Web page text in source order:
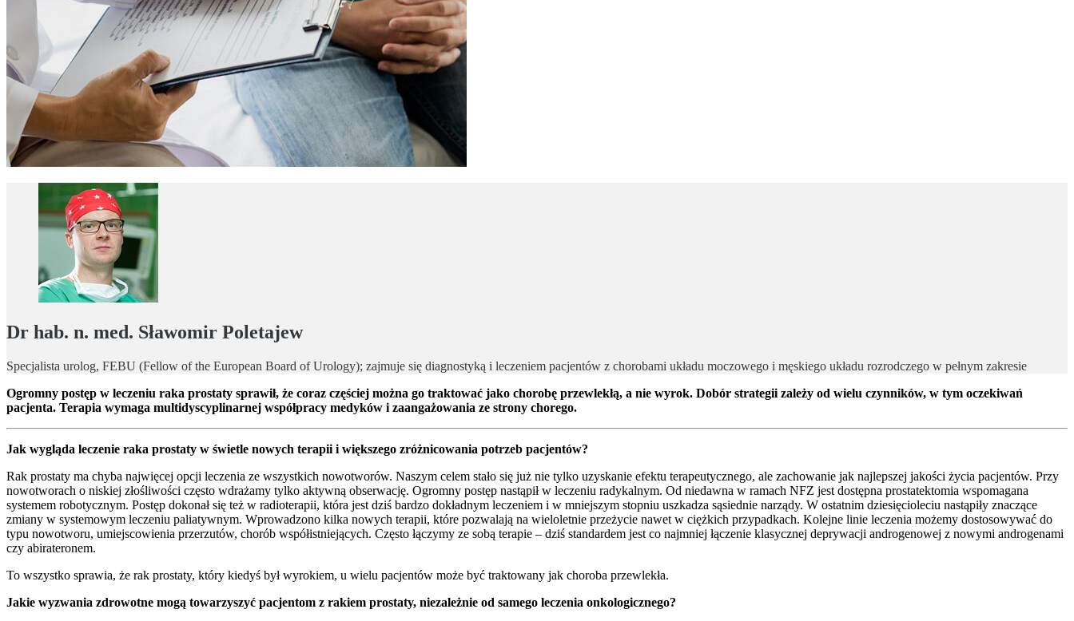
Dr hab. n. med. Sławomir Poletajew
Specjalista urolog, FEBU (Fellow of the European Board of Urology); zajmuje się diagnostyką i leczeniem pacjentów z chorobami układu moczowego i męskiego układu rozrodczego w pełnym zakresie
Ogromny postęp w leczeniu raka prostaty sprawił, że coraz częściej można go traktować jako chorobę przewlekłą, a nie wyrok. Dobór strategii zależy od wielu czynników, w tym oczekiwań
pacjenta. Terapia wymaga multidyscyplinarnej współpracy medyków i zaangażowania ze strony chorego.
Jak wygląda leczenie raka prostaty w świetle nowych terapii i większego zróżnicowania potrzeb pacjentów?
Rak prostaty ma chyba najwięcej opcji leczenia ze wszystkich nowotworów. Naszym celem stało się już nie tylko uzyskanie efektu terapeutycznego, ale zachowanie jak najlepszej jakości życia pacjentów. Przy
nowotworach o niskiej złośliwości często wdrażamy tylko aktywną obserwację. Ogromny postęp nastąpił w leczeniu radykalnym. Od niedawna w ramach NFZ jest dostępna prostatektomia wspomagana
systemem robotycznym. Postęp dokonał się też w radioterapii, która jest dziś bardzo dokładnym leczeniem i w mniejszym stopniu uszkadza sąsiednie narządy. W ostatnim dziesięcioleciu nastąpiły znaczące
zmiany w systemowym leczeniu paliatywnym. Wprowadzono kilka nowych terapii, które pozwalają na wieloletnie przeżycie nawet w ciężkich przypadkach. Kolejne linie leczenia możemy dostosowywać do
typu nowotworu, umiejscowienia przerzutów, chorób współistniejących. Często łączymy ze sobą terapie – dziś standardem jest co najmniej łączenie klasycznej deprywacji androgenowej z nowymi androgenami
czy abirateronem.
To wszystko sprawia, że rak prostaty, który kiedyś był wyrokiem, u wielu pacjentów może być traktowany jak choroba przewlekła.
Jakie wyzwania zdrowotne mogą towarzyszyć pacjentom z rakiem prostaty, niezależnie od samego leczenia onkologicznego?